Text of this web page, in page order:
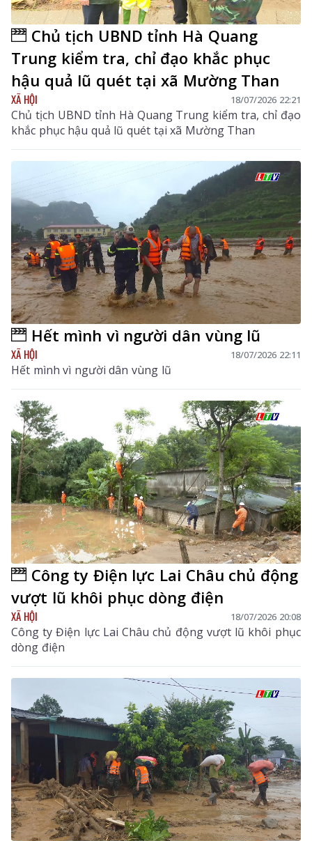
Chủ tịch UBND tỉnh Hà Quang
Trung kiểm tra, chỉ đạo khắc phục
hậu quả lũ quét tại xã Mường Than
XÃ HỘI 18/07/2026 22:21
Chủ tịch UBND tỉnh Hà Quang Trung kiểm tra, chỉ đạo
khắc phục hậu quả lũ quét tại xã Mường Than
Hết mình vì người dân vùng lũ
XÃ HỘI 18/07/2026 22:11
Hết mình vì người dân vùng lũ
Công ty Điện lực Lai Châu chủ động
vượt lũ khôi phục dòng điện
XÃ HỘI 18/07/2026 20:08
Công ty Điện lực Lai Châu chủ động vượt lũ khôi phục
dòng điện